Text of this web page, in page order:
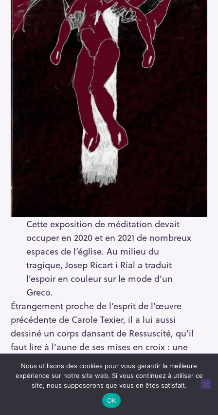
Cette exposition de méditation devait
occuper en 2020 et en 2021 de nombreux
espaces de l’église. Au milieu du
tragique, Josep Ricart i Rial a traduit
l’espoir en couleur sur le mode d’un
Greco.
Étrangement proche de l’esprit de l’œuvre
précédente de Carole Texier, il a lui aussi
dessiné un corps dansant de Ressuscité, qu’il
faut lire à l’aune de ses mises en croix : une
espérance se niche au milieu de la torture. La
verticale devient fondamentale, le mouvement
du corps est accentué par le contraste des
couleurs (le bleu et l’ocre), tandis que le
Nous utilisons des cookies pour vous garantir la meilleure
expérience sur notre site web. Si vous continuez à utiliser ce
site, nous supposerons que vous en êtes satisfait.
OK